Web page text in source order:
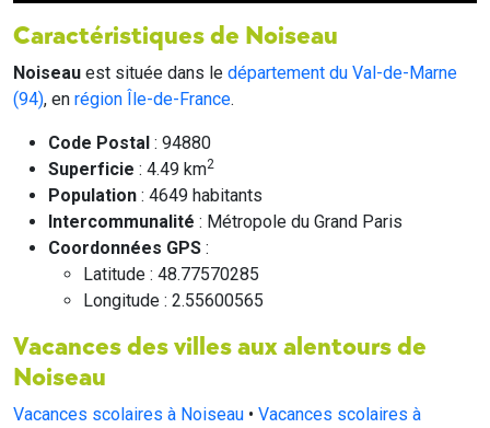
Caractéristiques de Noiseau
Noiseau est située dans le département du Val-de-Marne
(94), en région Île-de-France.
Code Postal : 94880
Superficie : 4.49 km2
Population : 4649 habitants
Intercommunalité : Métropole du Grand Paris
Coordonnées GPS :
Latitude : 48.77570285
Longitude : 2.55600565
Vacances des villes aux alentours de
Noiseau
Vacances scolaires à Noiseau • Vacances scolaires à